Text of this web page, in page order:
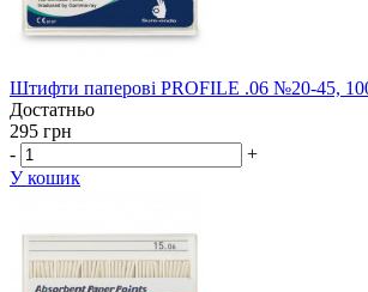
Штифти паперові PROFILE .06 №20-45,
Достатньо
295 грн
-
+
У кошик